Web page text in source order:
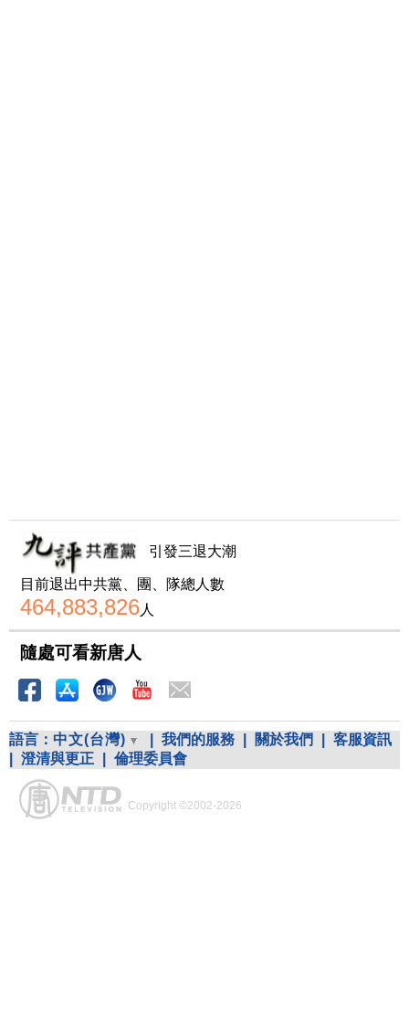
引發三退大潮
目前退出中共黨、團、隊總人數
464,883,826人
隨處可看新唐人
語言： 中文(台灣) 我們的服務 關於我們
客服資訊
澄清與更正 倫理委員會
Copyright ©2002-2026